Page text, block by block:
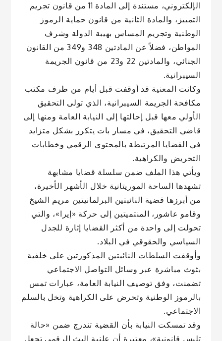
الإلكتروني، مستندة إلى المادة 11 من قانون تجريم
التمييز، والمادة الثانية من قانون حماية الرموز
الوطنية وتجريم المساس بهيبة الدولة وشرف
المواطن، فضلاً عن المادتين 348 و349 من القانون
الجنائي، والمادتين 22 و23 من قانون الجريمة
السيبرانية.
وكانت المعنية قد أوقفت قبل أيام من طرف مكتب
مكافحة الجريمة السيبرانية، الذي تولى التحقيق
الأولي معها قبل إحالتها إلى النيابة العامة ومنها إلى
قاضي التحقيق، في مسار بات يتكرر بشكل متزايد
في القضايا المرتبطة بالمحتوى الرقمي وخطابات
التحريض والكراهية.
ويأتي هذا الملف ضمن سلسلة قضايا مشابهة
تشهدها الساحة الموريتانية خلال الأشهر الأخيرة،
من أبرزها قضية النائبتين البرلمانيتين مريم الشيخ
وقامو عاشور، المنتميتين إلى حركة «إيرا»، والتي
تحولت إلى واحدة من أكثر القضايا إثارة للجدل
السياسي والحقوقي في البلاد.
وأوقفت السلطات النائبتين المذكورتين على خلفية
بثوث مباشرة عبر وسائل التواصل الاجتماعي
تضمنت، وفق توصيف النيابة العامة، عبارات تمس
بالرموز الوطنية وتحرض على الكراهية وتخل بالسلم
الاجتماعي.
وقد تمسكت النيابة بأن القضية تندرج ضمن «حالة
تلبس قانونية»، معتبرة أن علنية البث الرقمي تجعل